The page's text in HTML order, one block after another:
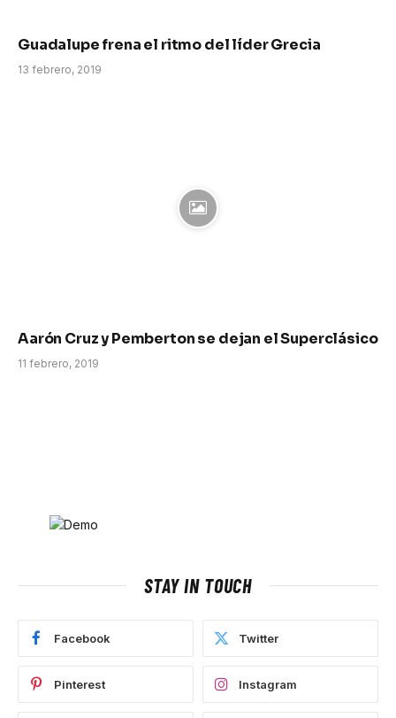
Guadalupe frena el ritmo del líder Grecia
13 febrero, 2019
Aarón Cruz y Pemberton se dejan el Superclásico
11 febrero, 2019
STAY IN TOUCH
Facebook Twitter
Pinterest Instagram